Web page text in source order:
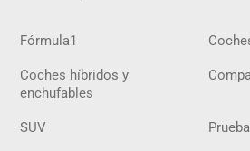
Fórmula1
Coches híbridos y
enchufables
SUV